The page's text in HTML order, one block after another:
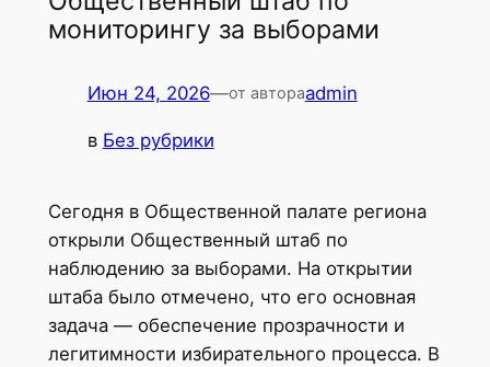
мониторингу за выборами
Июн 24, 2026—от автораadmin
в Без рубрики
Сегодня в Общественной палате региона
открыли Общественный штаб по
наблюдению за выборами. На открытии
штаба было отмечено, что его основная
задача — обеспечение прозрачности и
легитимности избирательного процесса. В